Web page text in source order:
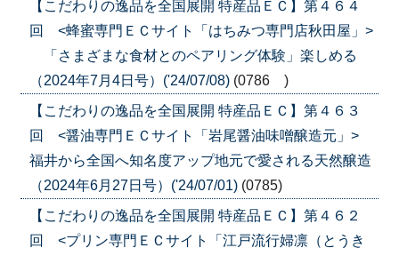
【こだわりの逸品を全国展開 特産品ＥＣ】第４６４
回 <蜂蜜専門ＥＣサイト「はちみつ専門店秋田屋」>
「さまざまな食材とのペアリング体験」楽しめる
（2024年7月4日号）('24/07/08) (0786 )
【こだわりの逸品を全国展開 特産品ＥＣ】第４６３
回 <醤油専門ＥＣサイト「岩尾醤油味噌醸造元」>
福井から全国へ知名度アップ地元で愛される天然醸造
（2024年6月27日号）('24/07/01) (0785)
【こだわりの逸品を全国展開 特産品ＥＣ】第４６２
回 <プリン専門ＥＣサイト「江戸流行婦凛（とうき